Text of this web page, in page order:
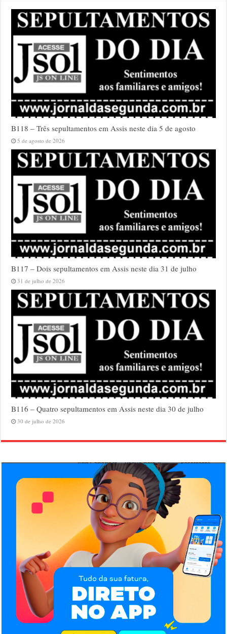
B118 – Três sepultamentos em Assis neste dia 5 de agosto
5 de agosto de 2026
B117 – Dois sepultamentos em Assis neste dia 31 de julho
31 de julho de 2026
B116 – Quatro sepultamentos em Assis neste dia 30 de julho
30 de julho de 2026